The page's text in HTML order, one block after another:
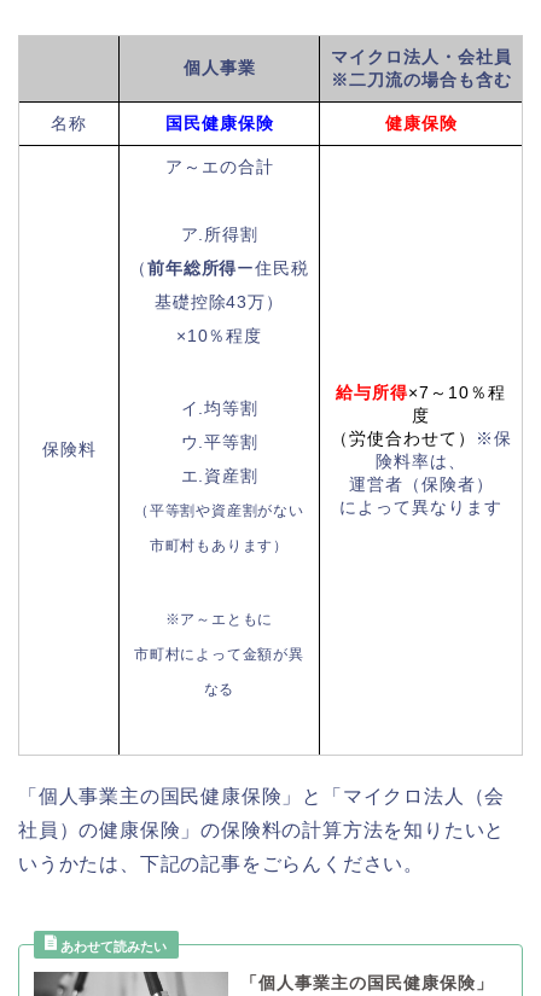
個人事業
マイクロ法人・会社員
※二刀流の場合も含む
名称 国民健康保険 健康保険
保険料
ア～エの合計
ア.所得割
（前年総所得ー住民税
基礎控除43万）
×10％程度
イ.均等割
ウ.平等割
エ.資産割
（平等割や資産割がない
市町村もあります）
※ア～エともに
市町村によって金額が異
なる
給与所得×7～10％程
度
（労使合わせて）
※保
険料率は、
運営者（保険者）
によって異なります
「個人事業主の国民健康保険」と「マイクロ法人（会
社員）の健康保険」の保険料の計算方法を知りたいと
いうかたは、下記の記事をごらんください。
「個人事業主の国民健康保険」